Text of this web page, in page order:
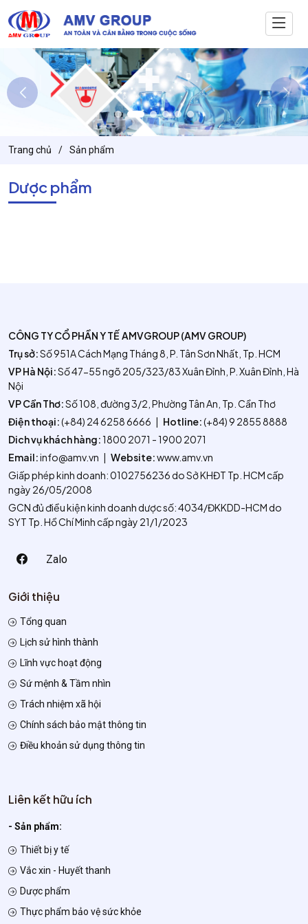
Trang chủ Sản phẩm
Dược phẩm
CÔNG TY CỔ PHẦN Y TẾ AMVGROUP (AMV GROUP)
Trụ sở:Số 951A Cách Mạng Tháng 8, P. Tân Sơn Nhất, Tp. HCM
VP Hà Nội:Số 47-55 ngõ 205/323/83 Xuân Đỉnh, P. Xuân Đỉnh, Hà
Nội
VP Cần Thơ:Số 108, đường 3/2, Phường Tân An, Tp. Cần Thơ
Điện thoại:(+84) 24 6258 6666 Hotline:(+84) 9 2855 8888
Dich vụ khách hàng:1800 2071 - 1900 2071
Email:info@amv.vn Website:www.amv.vn
Giấp phép kinh doanh: 0102756236 do Sở KHĐT Tp. HCM cấp
ngày 26/05/2008
GCN đủ điều kiện kinh doanh dược số: 4034/ĐKKDD-HCM do
SYT Tp. Hồ Chí Minh cấp ngày 21/1/2023
Zalo
Giới thiệu
Tổng quan
Lịch sử hình thành
Lĩnh vực hoạt động
Sứ mệnh & Tầm nhìn
Trách nhiệm xã hội
Chính sách bảo mật thông tin
Điều khoản sử dụng thông tin
Liên kết hữu ích
- Sản phẩm:
Thiết bị y tế
Vắc xin - Huyết thanh
Dược phẩm
Thực phẩm bảo vệ sức khỏe